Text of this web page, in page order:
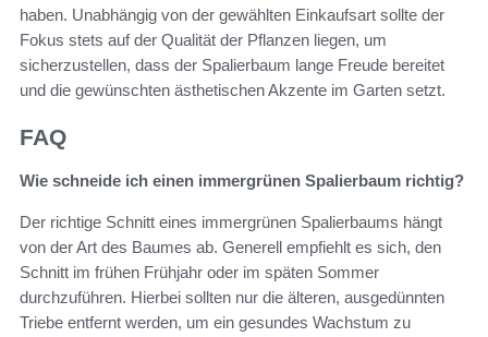
haben. Unabhängig von der gewählten Einkaufsart sollte der
Fokus stets auf der Qualität der Pflanzen liegen, um
sicherzustellen, dass der Spalierbaum lange Freude bereitet
und die gewünschten ästhetischen Akzente im Garten setzt.
FAQ
Wie schneide ich einen immergrünen Spalierbaum richtig?
Der richtige Schnitt eines immergrünen Spalierbaums hängt
von der Art des Baumes ab. Generell empfiehlt es sich, den
Schnitt im frühen Frühjahr oder im späten Sommer
durchzuführen. Hierbei sollten nur die älteren, ausgedünnten
Triebe entfernt werden, um ein gesundes Wachstum zu